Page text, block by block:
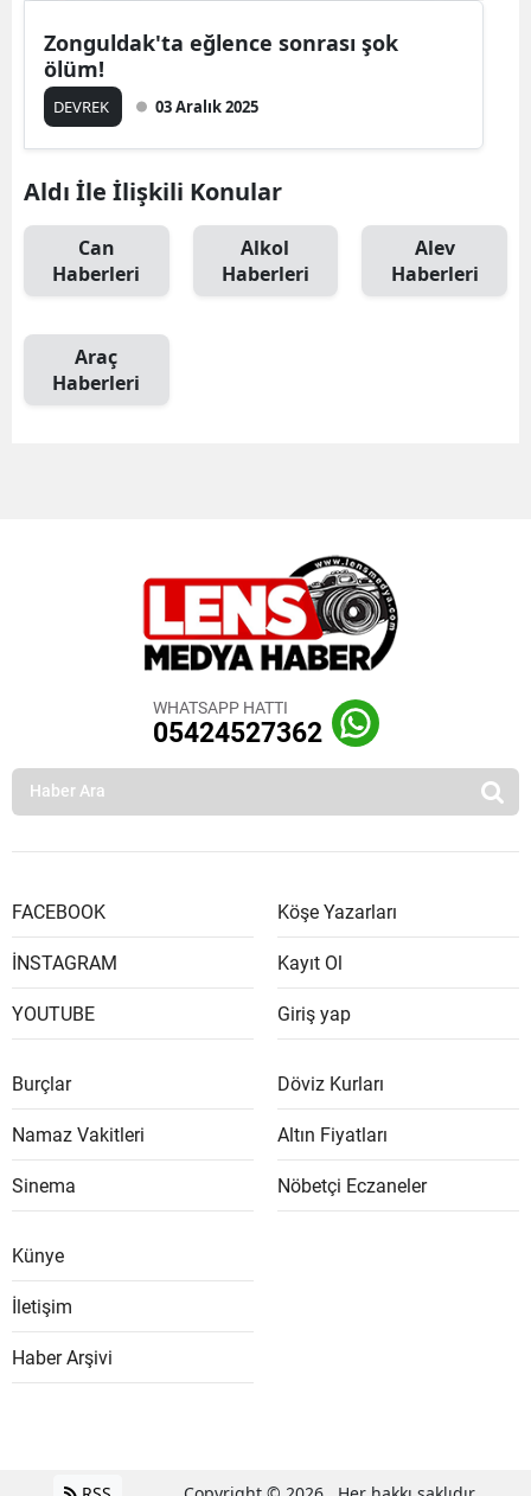
Zonguldak'ta eğlence sonrası şok
ölüm!
DEVREK 03 Aralık 2025
Aldı İle İlişkili Konular
Can
Haberleri
Alkol
Haberleri
Alev
Haberleri
Araç
Haberleri
WHATSAPP HATTI
05424527362
FACEBOOK
İNSTAGRAM
YOUTUBE
Köşe Yazarları
Kayıt Ol
Giriş yap
Burçlar
Namaz Vakitleri
Sinema
Döviz Kurları
Altın Fiyatları
Nöbetçi Eczaneler
Künye
İletişim
Haber Arşivi